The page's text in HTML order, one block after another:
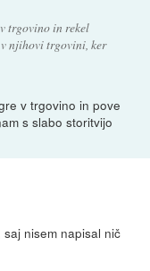
trgovino in rekel
njihovi trgovini, ker
v trgovino in pove
s slabo storitvijo
nisem napisal nič